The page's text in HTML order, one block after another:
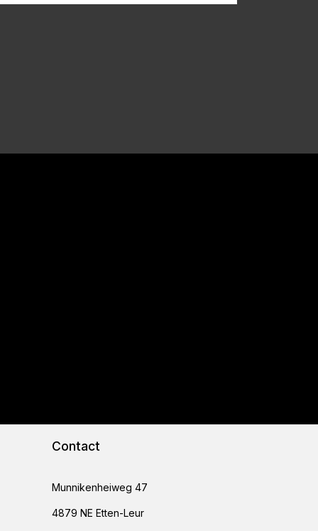
Contact
Munnikenheiweg 47
4879 NE Etten-Leur